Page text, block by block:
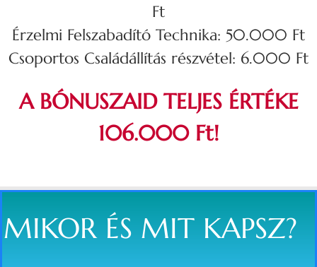
Ft
Érzelmi Felszabadító Technika: 50.000 Ft
Csoportos Családállítás részvétel: 6.000 Ft
A BÓNUSZAID TELJES ÉRTÉKE
106.000 Ft!
MIKOR ÉS MIT KAPSZ?